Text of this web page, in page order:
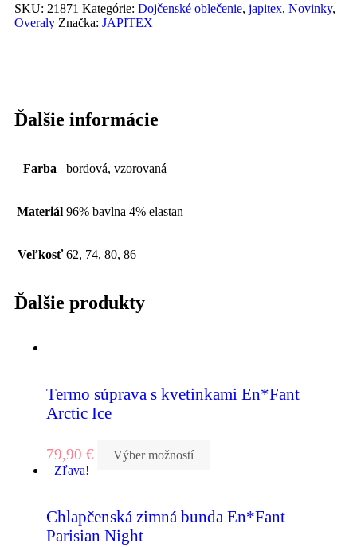
SKU: 21871 Kategórie: Dojčenské oblečenie, japitex, Novinky,
Overaly Značka: JAPITEX
Ďalšie informácie
Farba bordová, vzorovaná
Materiál 96% bavlna 4% elastan
Veľkosť 62, 74, 80, 86
Ďalšie produkty
Termo súprava s kvetinkami En*Fant
Arctic Ice
79,90 €
Výber možností
Zľava!
Chlapčenská zimná bunda En*Fant
Parisian Night